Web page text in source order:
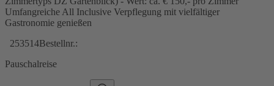
Umfangreiche All Inclusive Verpflegung mit vielfältiger
Gastronomie genießen
253514Bestellnr.:
Pauschalreise